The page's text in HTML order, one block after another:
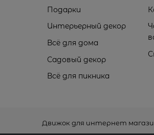
Подарки
Интерьерный декор
Всё для дома
Садовый декор
Всё для пикника
Движок для интернет